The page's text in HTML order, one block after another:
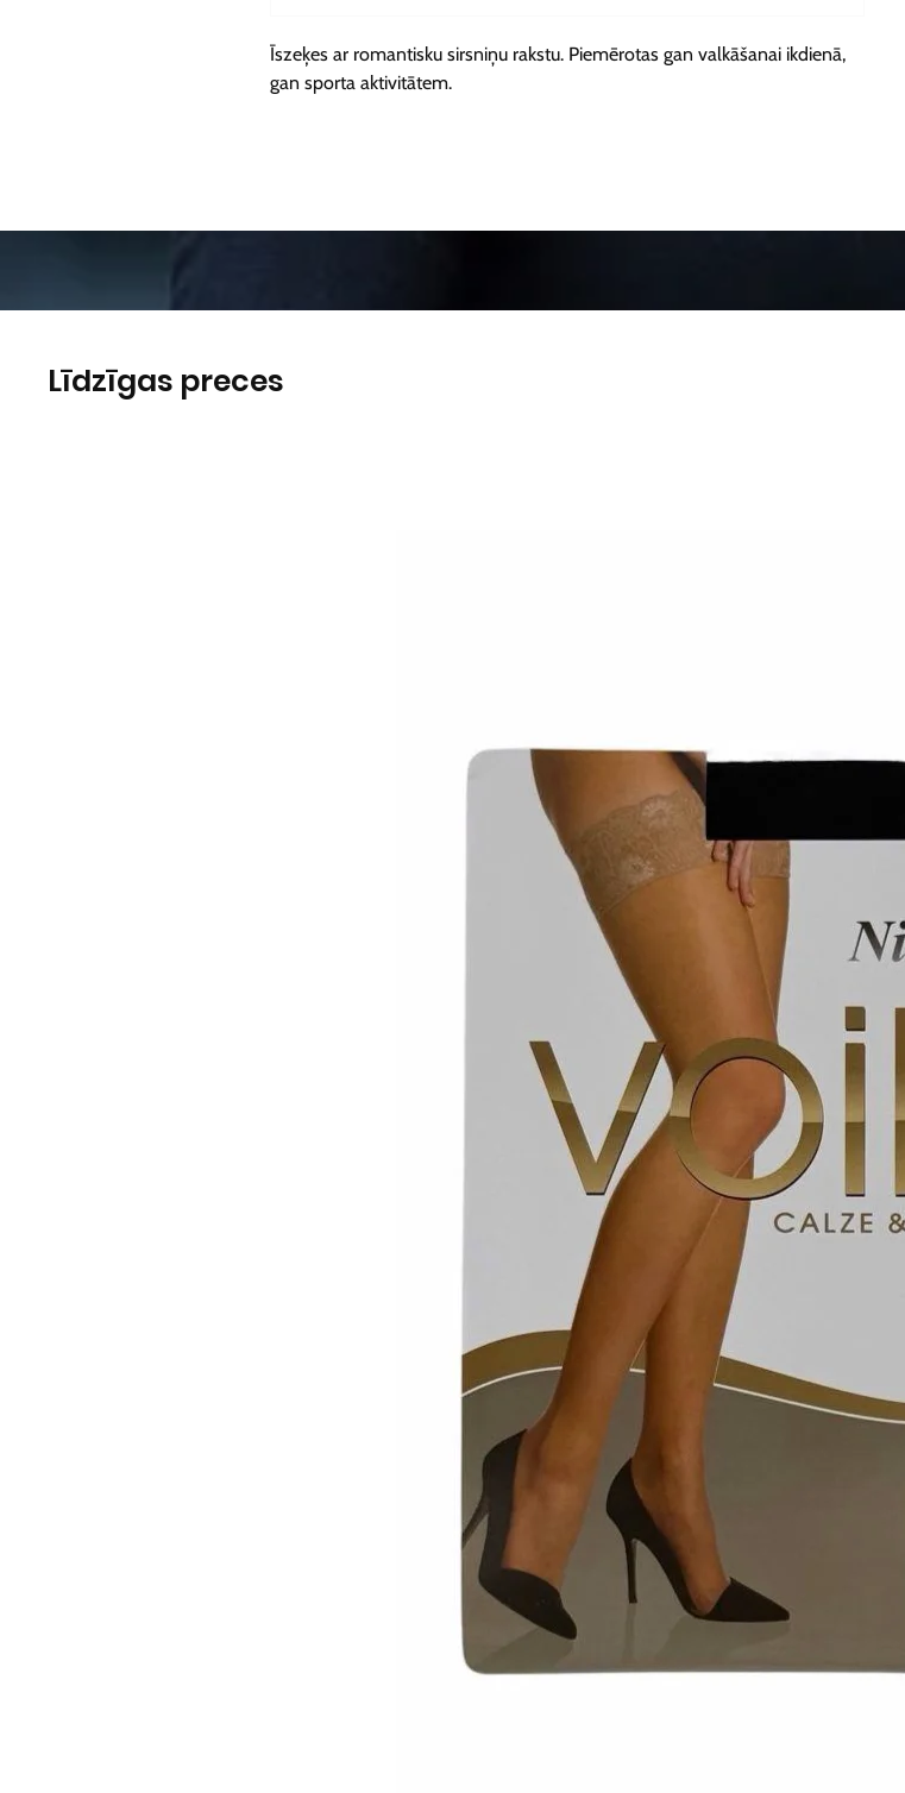
Īszeķes ar romantisku sirsniņu rakstu. Piemērotas gan valkāšanai ikdienā,
gan sporta aktivitātem.
Līdzīgas preces